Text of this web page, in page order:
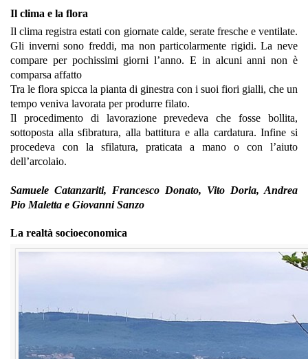
Il clima e la flora
Il clima registra estati con giornate calde, serate fresche e ventilate.
Gli inverni sono freddi, ma non particolarmente rigidi. La neve
compare per pochissimi giorni l’anno. E in alcuni anni non è
comparsa affatto
Tra le flora spicca la pianta di ginestra con i suoi fiori gialli, che un
tempo veniva lavorata per produrre filato.
Il procedimento di lavorazione prevedeva che fosse bollita,
sottoposta alla sfibratura, alla battitura e alla cardatura. Infine si
procedeva con la sfilatura, praticata a mano o con l’aiuto
dell’arcolaio.
Samuele Catanzariti, Francesco Donato, Vito Doria, Andrea
Pio Maletta e Giovanni Sanzo
La realtà socioeconomica